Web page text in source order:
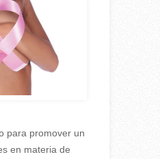
para promover un
en materia de